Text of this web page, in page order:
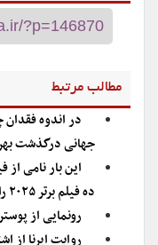
مطالب مرتبط
در اندوه
جهانی درگذشت
این بار نامی
ده فیلم برتر ۲۰۲۵ را انتخاب کردند
رونمایی از
روایت ایرنا از